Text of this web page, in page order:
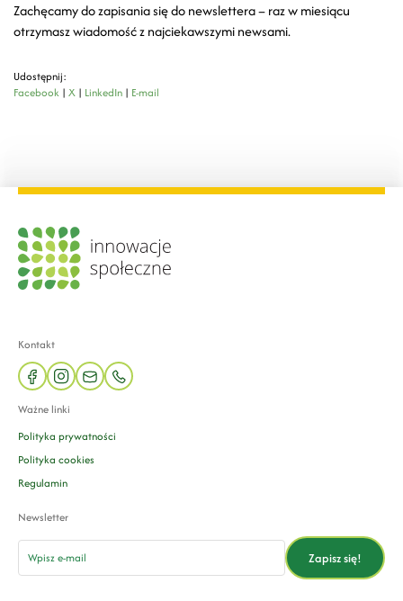
Zachęcamy do zapisania się do newslettera – raz w miesiącu
otrzymasz wiadomość z najciekawszymi newsami.
Udostępnij:
Facebook | X | LinkedIn | E-mail
Kontakt
facebookinstagram
mail phone
Ważne linki
Polityka prywatności
Polityka cookies
Regulamin
Newsletter
email
Zapisz się!